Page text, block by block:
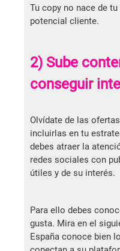
Tu copy no nace de
potencial cliente.
2) Sube
conseguir
Olvídate de las
incluirlas en tu
debes atraer la
redes sociales con
útiles y de su interés.
Para ello debes
gusta. Mira en el
España conoce bien